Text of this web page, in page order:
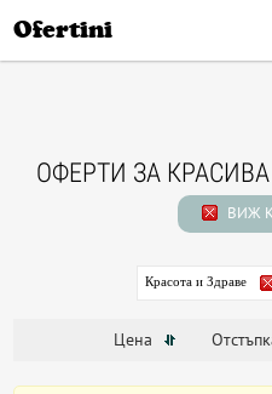
Ofertini
ОФЕРТИ ЗА
ВИЖ
Красота и Здраве
Цена